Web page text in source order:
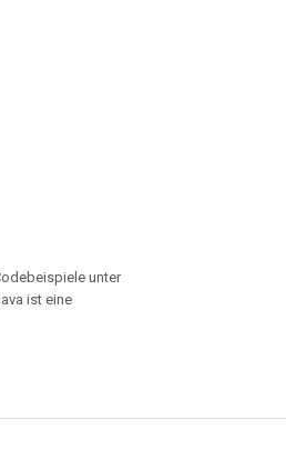
unter
ist eine